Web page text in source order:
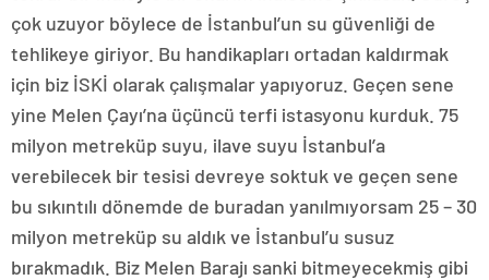
çok uzuyor böylece de İstanbul’un su güvenliği de
tehlikeye giriyor. Bu handikapları ortadan kaldırmak
için biz İSKİ olarak çalışmalar yapıyoruz. Geçen sene
yine Melen Çayı’na üçüncü terfi istasyonu kurduk. 75
milyon metreküp suyu, ilave suyu İstanbul’a
verebilecek bir tesisi devreye soktuk ve geçen sene
bu sıkıntılı dönemde de buradan yanılmıyorsam 25 – 30
milyon metreküp su aldık ve İstanbul’u susuz
bırakmadık. Biz Melen Barajı sanki bitmeyecekmiş gibi